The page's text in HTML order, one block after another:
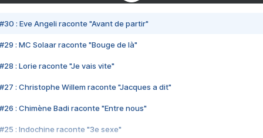
#30 : Eve Angeli raconte "Avant de partir"
#29 : MC Solaar raconte "Bouge de là"
#28 : Lorie raconte "Je vais vite"
#27 : Christophe Willem raconte "Jacques a dit"
#26 : Chimène Badi raconte "Entre nous"
#25 : Indochine raconte "3e sexe"